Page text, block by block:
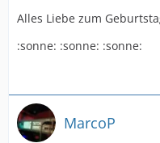
Alles Liebe zum
:sonne: :sonne: :sonne:
MarcoP